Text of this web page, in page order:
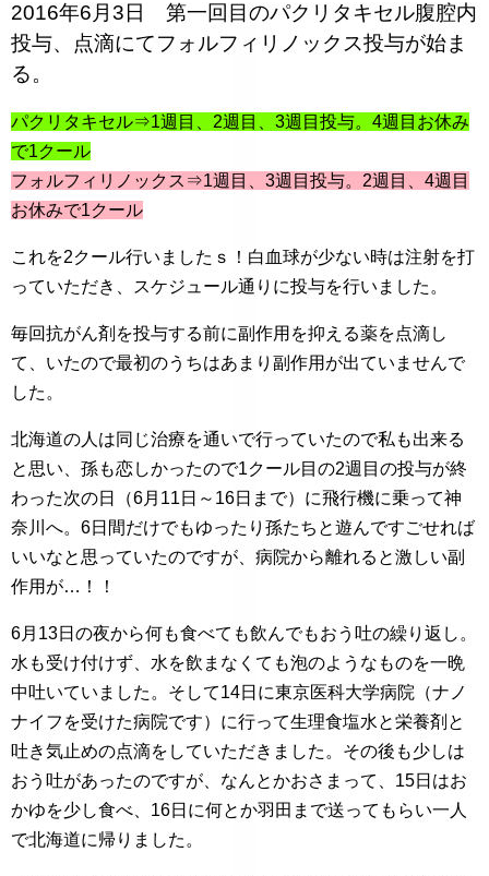
2016年6月3日 第一回目のパクリタキセル腹腔内
投与、点滴にてフォルフィリノックス投与が始ま
る。
パクリタキセル⇒1週目、2週目、3週目投与。4週目お休み
で1クール
フォルフィリノックス⇒1週目、3週目投与。2週目、4週目
お休みで1クール
これを2クール行いましたｓ！白血球が少ない時は注射を打
っていただき、スケジュール通りに投与を行いました。
毎回抗がん剤を投与する前に副作用を抑える薬を点滴し
て、いたので最初のうちはあまり副作用が出ていませんで
した。
北海道の人は同じ治療を通いで行っていたので私も出来る
と思い、孫も恋しかったので1クール目の2週目の投与が終
わった次の日（6月11日～16日まで）に飛行機に乗って神
奈川へ。6日間だけでもゆったり孫たちと遊んですごせれば
いいなと思っていたのですが、病院から離れると激しい副
作用が…！！
6月13日の夜から何も食べても飲んでもおう吐の繰り返し。
水も受け付けず、水を飲まなくても泡のようなものを一晩
中吐いていました。そして14日に東京医科大学病院（ナノ
ナイフを受けた病院です）に行って生理食塩水と栄養剤と
吐き気止めの点滴をしていただきました。その後も少しは
おう吐があったのですが、なんとかおさまって、15日はお
かゆを少し食べ、16日に何とか羽田まで送ってもらい一人
で北海道に帰りました。